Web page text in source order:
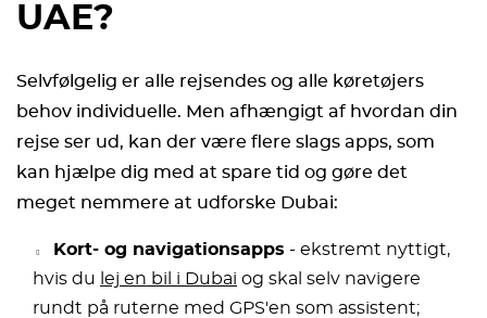
UAE?
Selvfølgelig er alle rejsendes og alle køretøjers
behov individuelle. Men afhængigt af hvordan din
rejse ser ud, kan der være flere slags apps, som
kan hjælpe dig med at spare tid og gøre det
meget nemmere at udforske Dubai:
Kort- og navigationsapps - ekstremt nyttigt,
hvis du Lej en bil i Dubai og skal selv navigere
rundt på ruterne med GPS'en som assistent;